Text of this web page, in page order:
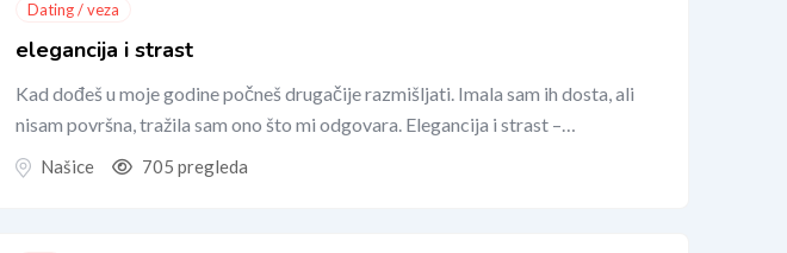
Dating / veza
elegancija i strast
Kad dođeš u moje godine počneš drugačije razmišljati. Imala sam ih dosta, ali
nisam površna, tražila sam ono što mi odgovara. Elegancija i strast –…
Našice 705 pregleda